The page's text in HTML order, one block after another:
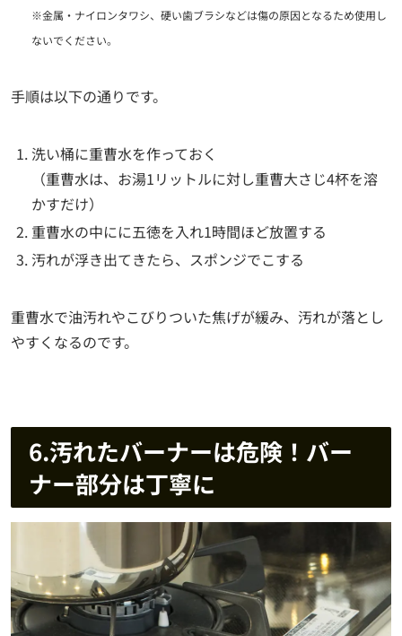
※金属・ナイロンタワシ、硬い歯ブラシなどは傷の原因となるため使用し
ないでください。
手順は以下の通りです。
洗い桶に重曹水を作っておく
（重曹水は、お湯1リットルに対し重曹大さじ4杯を溶
かすだけ）
重曹水の中にに五徳を入れ1時間ほど放置する
汚れが浮き出てきたら、スポンジでこする
重曹水で油汚れやこびりついた焦げが緩み、汚れが落とし
やすくなるのです。
6.汚れたバーナーは危険！バー
ナー部分は丁寧に